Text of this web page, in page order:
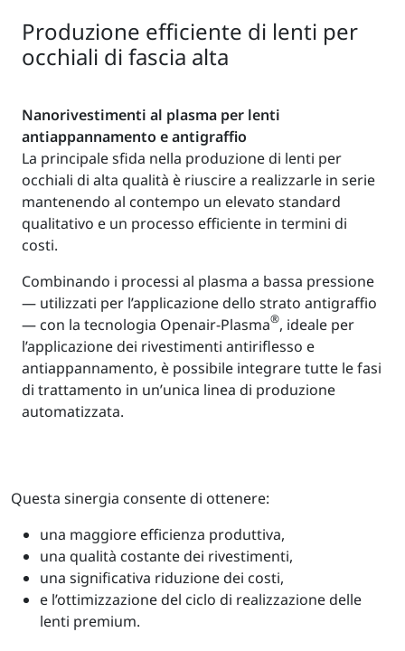
Produzione efficiente di lenti per
occhiali di fascia alta
Nanorivestimenti al plasma per lenti
antiappannamento e antigraffio
La principale sfida nella produzione di lenti per
occhiali di alta qualità è riuscire a realizzarle in serie
mantenendo al contempo un elevato standard
qualitativo e un processo efficiente in termini di
costi.
Combinando i processi al plasma a bassa pressione
— utilizzati per l’applicazione dello strato antigraffio
— con la tecnologia Openair-Plasma®, ideale per
l’applicazione dei rivestimenti antiriflesso e
antiappannamento, è possibile integrare tutte le fasi
di trattamento in un’unica linea di produzione
automatizzata.
Questa sinergia consente di ottenere:
una maggiore efficienza produttiva,
una qualità costante dei rivestimenti,
una significativa riduzione dei costi,
e l’ottimizzazione del ciclo di realizzazione delle
lenti premium.